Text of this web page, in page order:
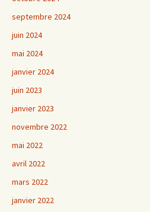
septembre 2024
juin 2024
mai 2024
janvier 2024
juin 2023
janvier 2023
novembre 2022
mai 2022
avril 2022
mars 2022
janvier 2022